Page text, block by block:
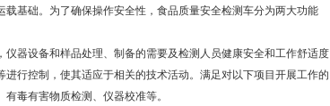
基础。为了确保操作安全性，食品质量安全检测车分为两大功能
器设备和样品处理、制备的需要及检测人员健康安全和工作舒适度
行控制，使其适应于相关的技术活动。满足对以下项目开展工作的
毒有害物质检测、仪器校准等。